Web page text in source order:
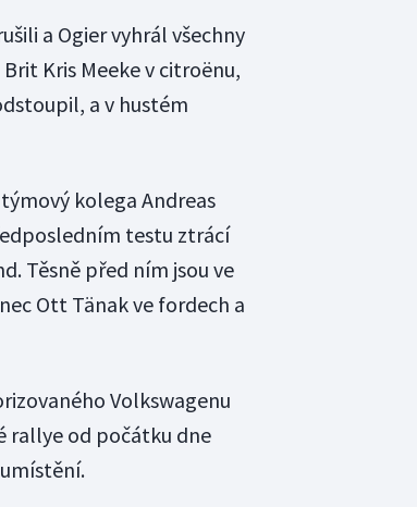
a Ogier vyhrál všechny
Kris Meeke v citroënu,
a v hustém
kolega Andreas
testu ztrácí
Těsně před ním jsou ve
Ott Tänak ve fordech a
Volkswagenu
rallye od počátku dne